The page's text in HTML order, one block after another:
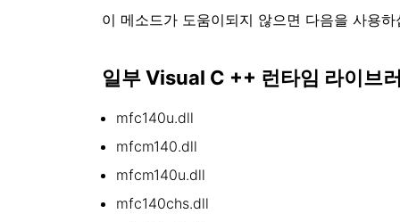
이 메소드가 도움이되지 않으면 다음을 사용하
일부 Visual C ++ 런타임 라이브
mfc140u.dll
mfcm140.dll
mfcm140u.dll
mfc140chs.dll